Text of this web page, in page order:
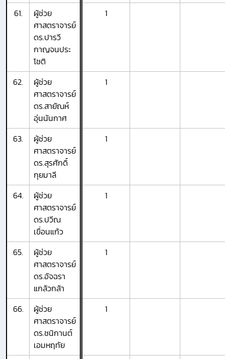
61.
ผู้ช่วย
ศาสตราจารย์
ดร.ปารวี
กาญจนประ
โชติ
1
62.
ผู้ช่วย
ศาสตราจารย์
ดร.สายัณห์
อุ่นนันกาศ
1
63.
ผู้ช่วย
ศาสตราจารย์
ดร.สุรศักดิ์
กุยมาลี
1
64.
ผู้ช่วย
ศาสตราจารย์
ดร.ปวีณ
เขื่อนแก้ว
1
65.
ผู้ช่วย
ศาสตราจารย์
ดร.อัจฉรา
แกล้วกล้า
1
66.
ผู้ช่วย
ศาสตราจารย์
ดร.ชนิกานต์
เอมหฤทัย
1